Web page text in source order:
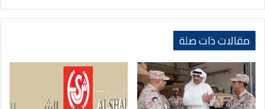
مقالات ذات صلة